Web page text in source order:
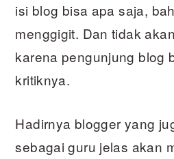
isi blog bisa apa saja,
menggigit. Dan tidak
karena pengunjung blog
kritiknya.
Hadirnya blogger yang
sebagai guru jelas akan